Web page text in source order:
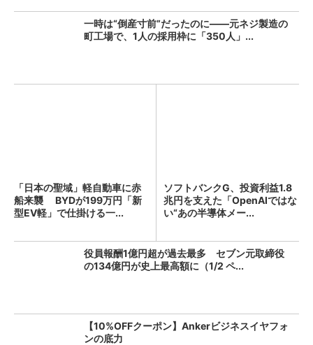
一時は“倒産寸前”だったのに――元ネジ製造の
町工場で、1人の採用枠に「350人」...
「日本の聖域」軽自動車に赤
船来襲 BYDが199万円「新
型EV軽」で仕掛ける一...
ソフトバンクG、投資利益1.8
兆円を支えた「OpenAIではな
い“あの半導体メー...
役員報酬1億円超が過去最多 セブン元取締役
の134億円が史上最高額に（1/2 ペ...
【10%OFFクーポン】Ankerビジネスイヤフォ
ンの底力